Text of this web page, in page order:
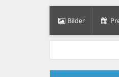
Bilder